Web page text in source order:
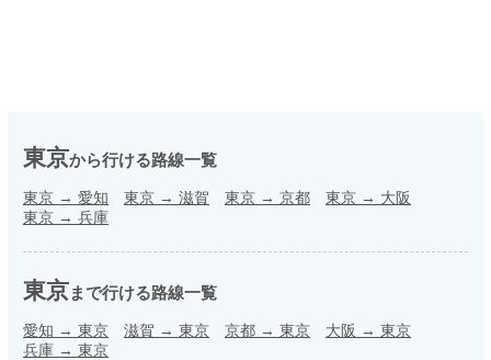
東京から行ける路線一覧
東京 → 愛知 東京 → 滋賀 東京 → 京都 東京 → 大阪
東京 → 兵庫
東京まで行ける路線一覧
愛知 → 東京 滋賀 → 東京 京都 → 東京 大阪 → 東京
兵庫 → 東京